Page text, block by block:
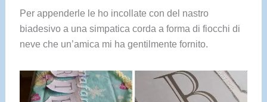
Per appenderle le ho incollate con del nastro
biadesivo a una simpatica corda a forma di fiocchi di
neve che un’amica mi ha gentilmente fornito.